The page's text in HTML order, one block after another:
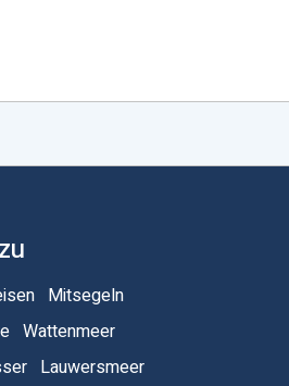
Mitsegeln
Wattenmeer
Lauwersmeer